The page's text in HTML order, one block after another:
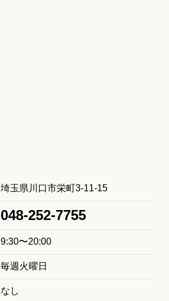
埼玉県川口市栄町3-11-15
048-252-7755
9:30〜20:00
毎週火曜日
なし